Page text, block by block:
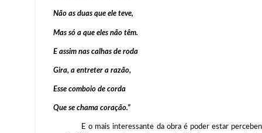
Não as duas que ele teve,
Mas só a que eles não têm.
E assim nas calhas de roda
Gira, a entreter a razão,
Esse comboio de corda
Que se chama coração.”
E o mais interessante da obra é poder estar